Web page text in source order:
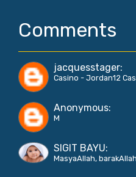
Comments
jacquesstager:
Casino - Jordan12
Anonymous:
M
SIGIT BAYU:
MasyaAllah,